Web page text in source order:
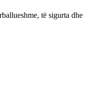
të sigurta dhe